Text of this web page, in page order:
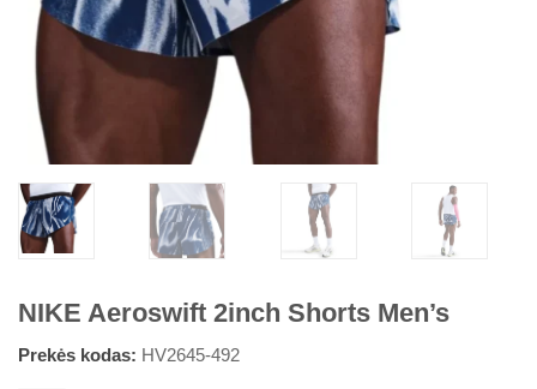
NIKE Aeroswift 2inch Shorts Men’s
Prekės kodas: HV2645-492